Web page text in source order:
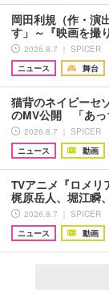
岡田利規（作・演
す」～『映画を撮
2026.8.7 ｜ SPICER
ニュース
舞台
猫背のネイビーセ
のMV公開 「あっ
2026.8.7 ｜ SPICER
ニュース
動画
TVアニメ『ロメリ
梶原岳人、堀江瞬
2026.8.7 ｜ SPICER
ニュース
動画